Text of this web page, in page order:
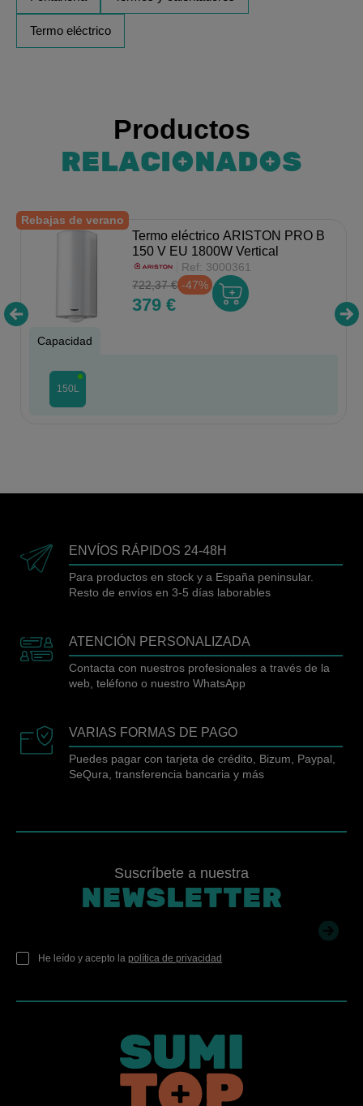
Termo eléctrico
Productos
RELACIONADOS
Rebajas de verano
Termo eléctrico ARISTON PRO B
150 V EU 1800W Vertical
Ref: 3000361
722,37 € -47%
379 €
Capacidad
150L
ENVÍOS RÁPIDOS 24-48H
Para productos en stock y a España peninsular.
Resto de envíos en 3-5 días laborables
ATENCIÓN PERSONALIZADA
Contacta con nuestros profesionales a través de la
web, teléfono o nuestro WhatsApp
VARIAS FORMAS DE PAGO
Puedes pagar con tarjeta de crédito, Bizum, Paypal,
SeQura, transferencia bancaria y más
Suscríbete a nuestra
NEWSLETTER
He leído y acepto la política de privacidad